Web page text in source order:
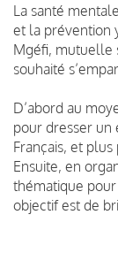
La santé
et la prévention
Mgéfi, mutuelle
souhaité
D’abord au
pour dresser un
Français, et
Ensuite, en
thématique
objectif est de